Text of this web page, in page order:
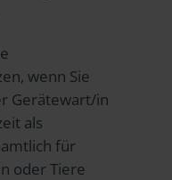
wenn Sie
Gerätewart/in
als
für
oder Tiere